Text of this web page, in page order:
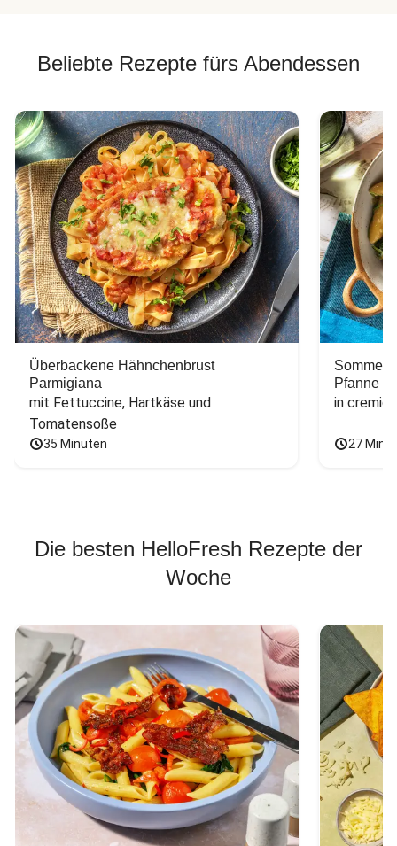
Beliebte Rezepte fürs Abendessen
Überbackene Hähnchenbrust
Parmigiana
mit Fettuccine, Hartkäse und
Tomatensoße
35 Minuten
Pfanne
in
27
Die besten HelloFresh Rezepte der
Woche